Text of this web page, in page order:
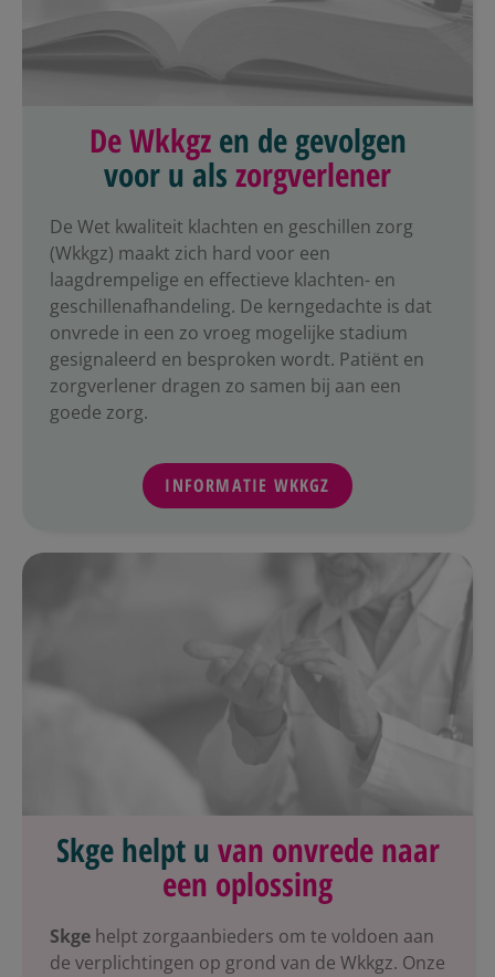
De Wkkgz en de gevolgen
voor u als zorgverlener
De Wet kwaliteit klachten en geschillen zorg
(Wkkgz) maakt zich hard voor een
laagdrempelige en effectieve klachten- en
geschillenafhandeling. De kerngedachte is dat
onvrede in een zo vroeg mogelijke stadium
gesignaleerd en besproken wordt. Patiënt en
zorgverlener dragen zo samen bij aan een
goede zorg.
INFORMATIE WKKGZ
Skge helpt u van onvrede naar
een oplossing
Skge helpt zorgaanbieders om te voldoen aan
de verplichtingen op grond van de Wkkgz. Onze